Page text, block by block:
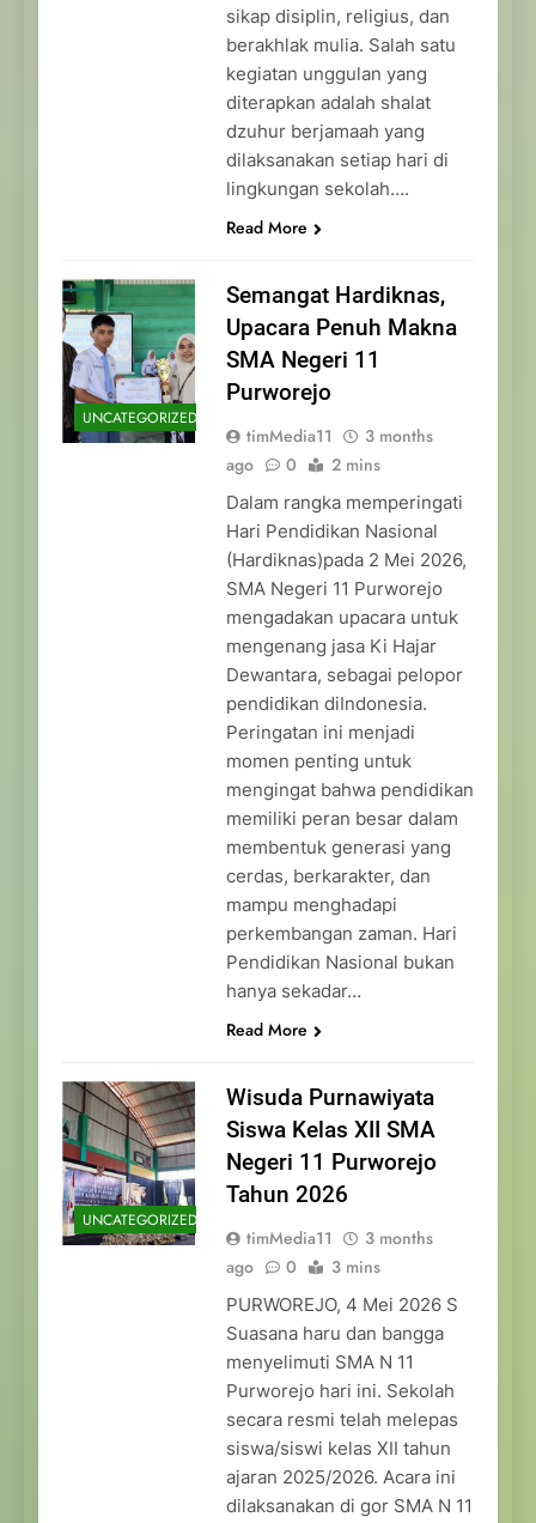
sikap disiplin, religius, dan
berakhlak mulia. Salah satu
kegiatan unggulan yang
diterapkan adalah shalat
dzuhur berjamaah yang
dilaksanakan setiap hari di
lingkungan sekolah….
Read More
UNCATEGORIZED
Semangat Hardiknas,
Upacara Penuh Makna
SMA Negeri 11
Purworejo
timMedia11
3 months
ago
0 2 mins
Dalam rangka memperingati
Hari Pendidikan Nasional
(Hardiknas)pada 2 Mei 2026,
SMA Negeri 11 Purworejo
mengadakan upacara untuk
mengenang jasa Ki Hajar
Dewantara, sebagai pelopor
pendidikan diIndonesia.
Peringatan ini menjadi
momen penting untuk
mengingat bahwa pendidikan
memiliki peran besar dalam
membentuk generasi yang
cerdas, berkarakter, dan
mampu menghadapi
perkembangan zaman. Hari
Pendidikan Nasional bukan
hanya sekadar…
Read More
UNCATEGORIZED
Wisuda Purnawiyata
Siswa Kelas XII SMA
Negeri 11 Purworejo
Tahun 2026
timMedia11
3 months
ago
0 3 mins
PURWOREJO, 4 Mei 2026 S
Suasana haru dan bangga
menyelimuti SMA N 11
Purworejo hari ini. Sekolah
secara resmi telah melepas
siswa/siswi kelas XII tahun
ajaran 2025/2026. Acara ini
dilaksanakan di gor SMA N 11